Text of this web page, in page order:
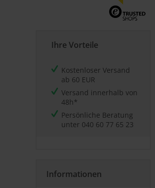
Ihre Vorteile
Kostenloser Versand
ab 60 EUR
Versand innerhalb von
48h*
Persönliche Beratung
unter 040 60 77 65 23
Informationen